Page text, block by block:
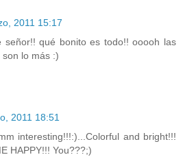
2011 15:17
señor!! qué bonito es todo!! ooooh las
lo más :)
2011 18:51
interesting!!!:)...Colorful and bright!!!
HAPPY!!! You???;)